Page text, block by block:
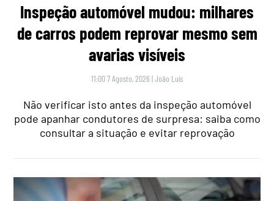
Inspeção automóvel mudou: milhares
de carros podem reprovar mesmo sem
avarias visíveis
11:00 7 Agosto, 2026 |João Luís
Não verificar isto antes da inspeção automóvel
pode apanhar condutores de surpresa: saiba como
consultar a situação e evitar reprovação